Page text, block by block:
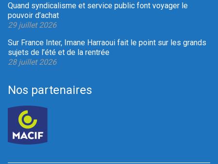
Quand syndicalisme et service public font voyager le
pouvoir d’achat
29 juillet 2026
Sur France Inter, Imane Harraoui fait le point sur les grands
sujets de l’été et de la rentrée
28 juillet 2026
Nos partenaires